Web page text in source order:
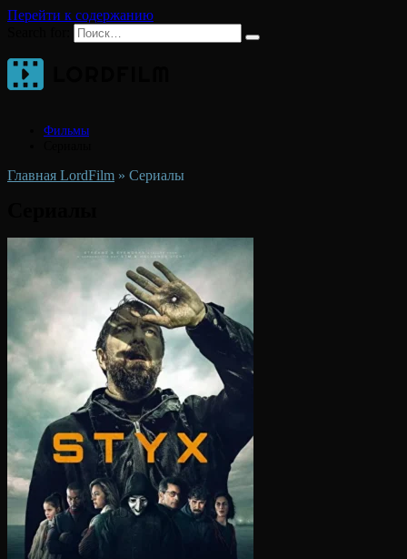
Перейти к содержанию
Фильмы
Главная LordFilm » Сериалы